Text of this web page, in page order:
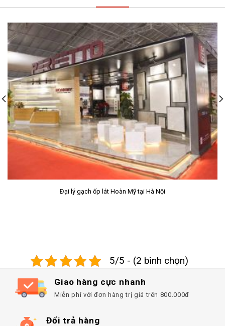
Sàn nhựa giả gỗ SPC Prime
5/5 - (2 bình chọn)
Giao hàng cực nhanh
Miễn phí với đơn hàng trị giá trên 800.000đ
Đổi trả hàng